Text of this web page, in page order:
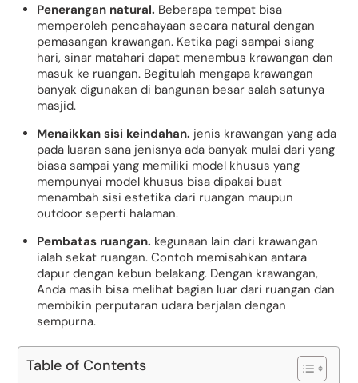
Penerangan natural. Beberapa tempat bisa
memperoleh pencahayaan secara natural dengan
pemasangan krawangan. Ketika pagi sampai siang
hari, sinar matahari dapat menembus krawangan dan
masuk ke ruangan. Begitulah mengapa krawangan
banyak digunakan di bangunan besar salah satunya
masjid.
Menaikkan sisi keindahan. jenis krawangan yang ada
pada luaran sana jenisnya ada banyak mulai dari yang
biasa sampai yang memiliki model khusus yang
mempunyai model khusus bisa dipakai buat
menambah sisi estetika dari ruangan maupun
outdoor seperti halaman.
Pembatas ruangan. kegunaan lain dari krawangan
ialah sekat ruangan. Contoh memisahkan antara
dapur dengan kebun belakang. Dengan krawangan,
Anda masih bisa melihat bagian luar dari ruangan dan
membikin perputaran udara berjalan dengan
sempurna.
Table of Contents